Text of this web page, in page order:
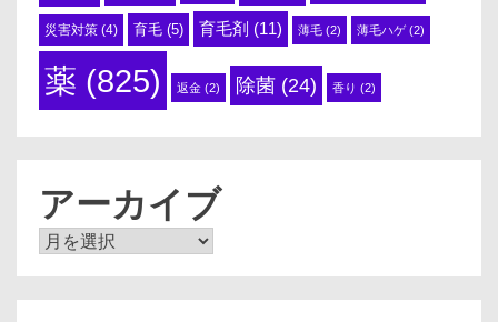
災害対策 (4) 育毛 (5) 育毛剤 (11) 薄毛 (2) 薄毛ハゲ(2)
薬 (825) 返金 (2) 除菌 (24) 香り (2)
アーカイブ
ア